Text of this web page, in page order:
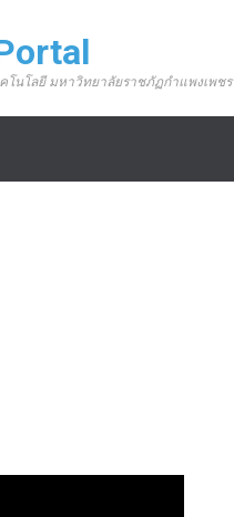
นโลยี มหาวิทยาลัยราชภัฏกำแพงเพชร